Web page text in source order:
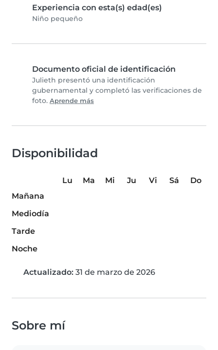
Experiencia con esta(s) edad(es)
Niño pequeño
Documento oficial de identificación
Julieth presentó una identificación
gubernamental y completó las verificaciones de
foto. Aprende más
Disponibilidad
Lu Ma Mi Ju Vi Sá
Do
Mañana
Mediodía
Tarde
Noche
Actualizado: 31 de marzo de 2026
Sobre mí